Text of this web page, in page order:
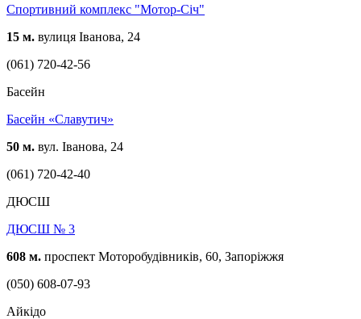
Спортивний комплекс "Мотор-Січ"
15 м. вулиця Іванова, 24
(061) 720-42-56
Басейн
Басейн «Славутич»
50 м. вул. Іванова, 24
(061) 720-42-40
ДЮСШ
ДЮСШ № 3
608 м. проспект Моторобудівників, 60, Запоріжжя
(050) 608-07-93
Айкідо